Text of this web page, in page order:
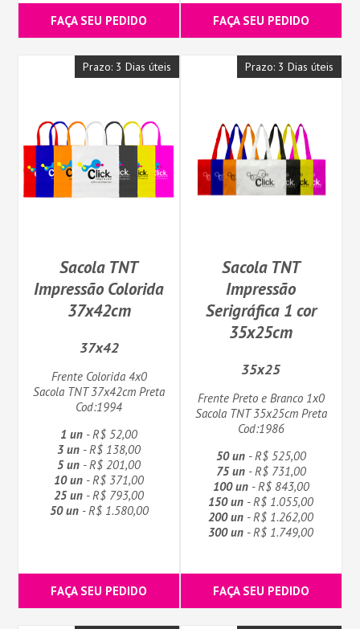
FAÇA SEU PEDIDO FAÇA SEU PEDIDO
Prazo: 3 Dias úteis
Sacola TNT
Impressão Colorida
37x42cm
37x42
Frente Colorida 4x0
Sacola TNT 37x42cm Preta
Cod:1994
1 un - R$ 52,00
3 un - R$ 138,00
5 un - R$ 201,00
10 un - R$ 371,00
25 un - R$ 793,00
50 un- R$ 1.580,00
FAÇA SEU PEDIDO
Prazo: 3 Dias úteis
Sacola TNT
Impressão
Serigráfica 1 cor
35x25cm
35x25
Frente Preto e Branco 1x0
Sacola TNT 35x25cm Preta
Cod:1986
50 un- R$ 525,00
75 un- R$ 731,00
100 un- R$ 843,00
150 un - R$ 1.055,00
200 un - R$ 1.262,00
300 un - R$ 1.749,00
FAÇA SEU PEDIDO